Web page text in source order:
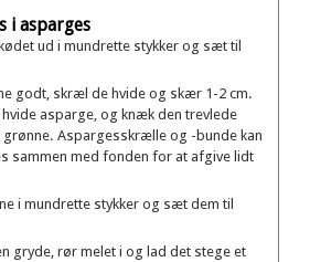
i asparges
ud i mundrette stykker og sæt til
godt, skræl de hvide og skær 1-2 cm.
asparge, og knæk den trevlede
grønne. Aspargesskrælle og -bunde kan
sammen med fonden for at afgive lidt
i mundrette stykker og sæt dem til
gryde, rør melet i og lad det stege et